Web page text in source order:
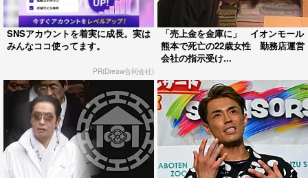
SNSアカウントを着実に成長。実は
みんなココ使ってます。
PR(Dreaw合同会社)
「売上金を金庫に」 イオンモール
熊本で死亡の22歳女性 勤務店運営
会社の指示受け...